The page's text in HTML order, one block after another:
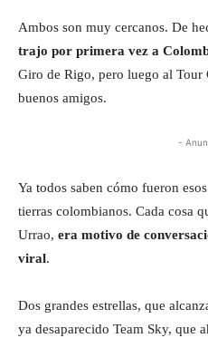
Ambos son muy cercanos. De
trajo por primera vez a
Giro de Rigo, pero luego al
buenos amigos.
-
Ya todos saben cómo fueron
tierras colombianos. Cada cosa
Urrao, era motivo de
viral.
Dos grandes estrellas, que
ya desaparecido Team Sky, que